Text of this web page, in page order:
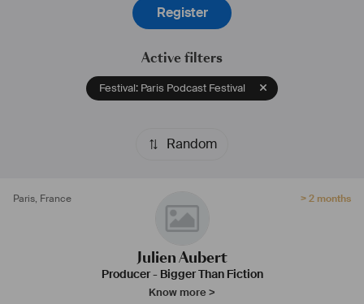
Register
Active filters
Festival: Paris Podcast Festival
Random
Paris, France > 2 months
Julien Aubert
Producer- Bigger Than Fiction
Know more >
opéra en BD, animée et accompagnée d’un documentaire en
vertical.